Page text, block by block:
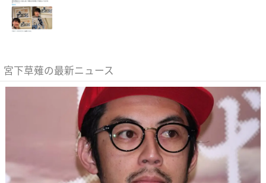
宮下草薙の最新ニュース